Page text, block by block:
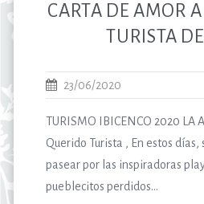
CARTA DE AMOR
TURISTA
23/06/2020
TURISMO IBICENCO 2020 LA
Querido Turista , En estos
pasear por las inspiradoras
pueblecitos perdidos...